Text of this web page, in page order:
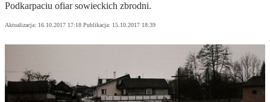
Podkarpaciu ofiar sowieckich zbrodni.
Aktualizacja: 16.10.2017 17:18 Publikacja: 15.10.2017 18:39